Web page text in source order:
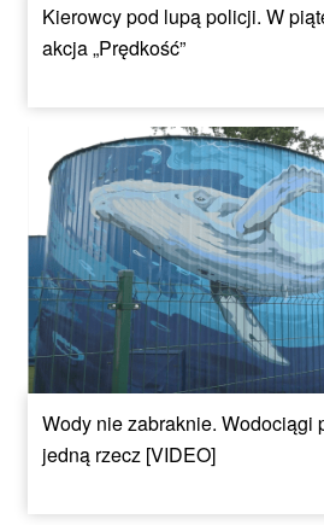
Kierowcy pod lupą policji. W
akcja „Prędkość”
Wody nie zabraknie. Wodociągi
jedną rzecz [VIDEO]